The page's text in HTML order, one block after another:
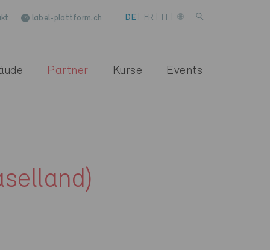
label-plattform.ch DE FR
Partner Kurse Events